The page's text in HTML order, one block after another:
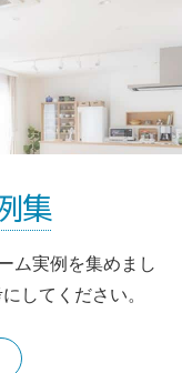
集
ム実例を集めまし
してください。